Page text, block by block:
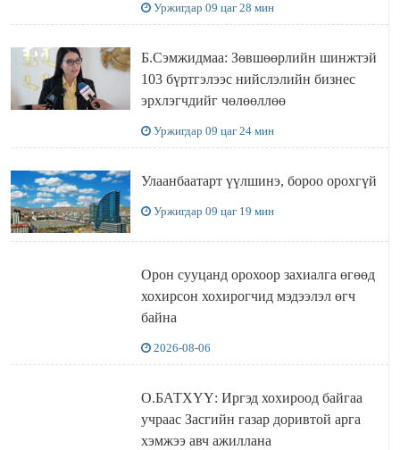
Уржигдар 09 цаг 28 мин
Б.Сэмжидмаа: Зөвшөөрлийн шинжтэй
103 бүртгэлээс нийслэлийн бизнес
эрхлэгчдийг чөлөөллөө
Уржигдар 09 цаг 24 мин
Улаанбаатарт үүлшинэ, бороо орохгүй
Уржигдар 09 цаг 19 мин
Орон сууцанд орохоор захиалга өгөөд
хохирсон хохирогчид мэдээлэл өгч
байна
2026-08-06
О.БАТХҮҮ: Иргэд хохироод байгаа
учраас Засгийн газар доривтой арга
хэмжээ авч ажиллана